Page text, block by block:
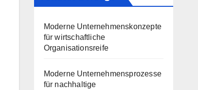
Moderne Unternehmenskonzepte
für wirtschaftliche
Organisationsreife
Moderne Unternehmensprozesse
für nachhaltige